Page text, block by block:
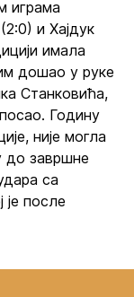
играма
и Хајдук
имала
дошао у руке
Станковића,
Годину
није могла
до завршне
са
је после